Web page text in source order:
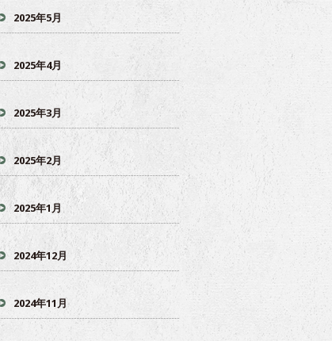
2025年5月
2025年4月
2025年3月
2025年2月
2025年1月
2024年12月
2024年11月